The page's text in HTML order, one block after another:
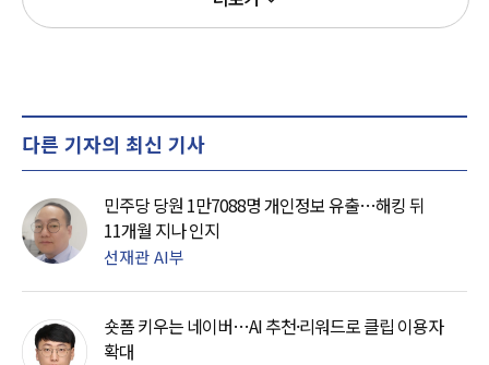
다른 기자의 최신 기사
민주당 당원 1만7088명 개인정보 유출…해킹 뒤
11개월 지나 인지
선재관 AI부
숏폼 키우는 네이버…AI 추천·리워드로 클립 이용자
확대